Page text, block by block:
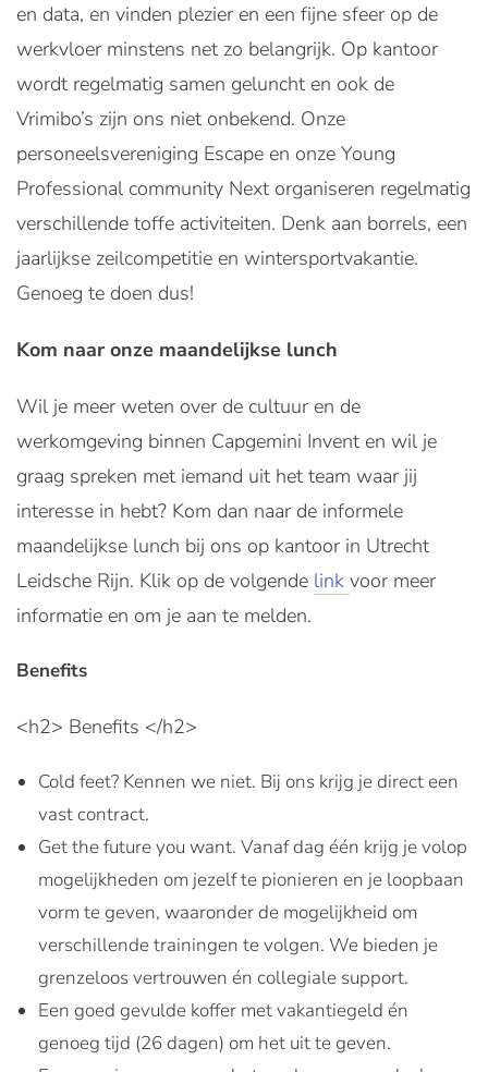
en data, en vinden plezier en een fijne sfeer op de
werkvloer minstens net zo belangrijk. Op kantoor
wordt regelmatig samen geluncht en ook de
Vrimibo’s zijn ons niet onbekend. Onze
personeelsvereniging Escape en onze Young
Professional community Next organiseren regelmatig
verschillende toffe activiteiten. Denk aan borrels, een
jaarlijkse zeilcompetitie en wintersportvakantie.
Genoeg te doen dus!
Kom naar onze maandelijkse lunch
Wil je meer weten over de cultuur en de
werkomgeving binnen Capgemini Invent en wil je
graag spreken met iemand uit het team waar jij
interesse in hebt? Kom dan naar de informele
maandelijkse lunch bij ons op kantoor in Utrecht
Leidsche Rijn. Klik op de volgende link voor meer
informatie en om je aan te melden.
Benefits
<h2> Benefits </h2>
Cold feet? Kennen we niet. Bij ons krijg je direct een
vast contract.
Get the future you want. Vanaf dag één krijg je volop
mogelijkheden om jezelf te pionieren en je loopbaan
vorm te geven, waaronder de mogelijkheid om
verschillende trainingen te volgen. We bieden je
grenzeloos vertrouwen én collegiale support.
Een goed gevulde koffer met vakantiegeld én
genoeg tijd (26 dagen) om het uit te geven.